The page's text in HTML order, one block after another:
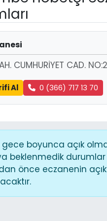
CUMHURİYET CAD.
Al 0 (366) 717 13 70
boyunca açık
beklenmedik
önce eczanenin